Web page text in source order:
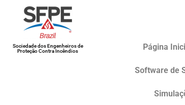
Sociedade dos Engenheiros de
Proteção Contra Incêndios
Página
Software de